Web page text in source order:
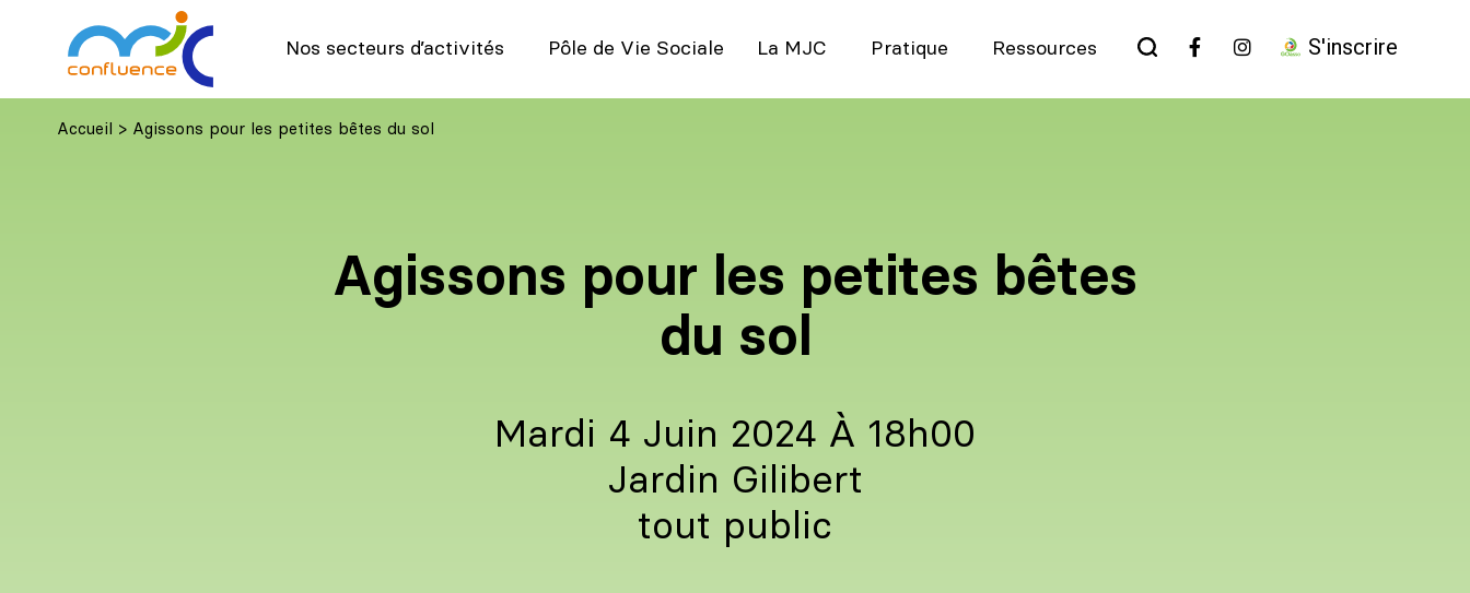
Nos secteurs d’activités Pôle de Vie Sociale La MJC Pratique Ressources S'inscrire
Accueil > Agissons pour les petites bêtes du sol
Agissons pour les petites bêtes
du sol
Mardi 4 Juin 2024 À 18h00
Jardin Gilibert
tout public